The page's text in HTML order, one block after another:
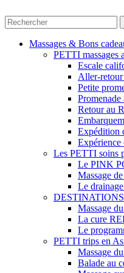
Massages & Bons
PETTI massages
Escale
Aller-
Petite
Retour au
Expédition
Expérience
Les PETTI soins
Le PINK
Massage
Le
Massage
La cure
Le
PETTI trips en
Massage
Balade au